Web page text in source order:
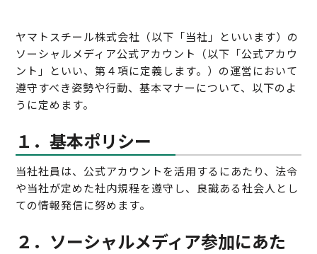
ヤマトスチール株式会社（以下「当社」といいます）の
ソーシャルメディア公式アカウント（以下「公式アカウ
ント」といい、第４項に定義します。）の運営において
遵守すべき姿勢や行動、基本マナーについて、以下のよ
うに定めます。
１．基本ポリシー
当社社員は、公式アカウントを活用するにあたり、法令
や当社が定めた社内規程を遵守し、良識ある社会人とし
ての情報発信に努めます。
２．ソーシャルメディア参加にあた